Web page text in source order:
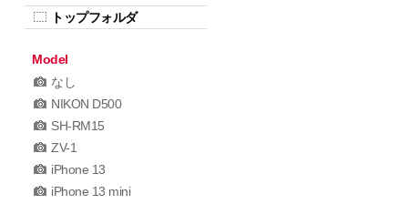
トップフォルダ
Model
なし
NIKON D500
SH-RM15
ZV-1
iPhone 13
iPhone 13 mini